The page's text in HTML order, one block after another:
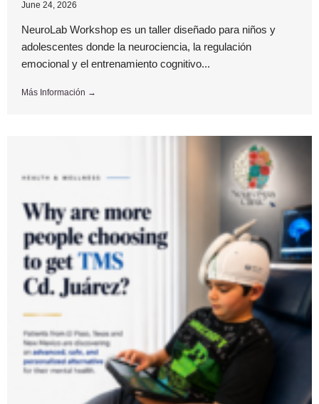
June 24, 2026
NeuroLab Workshop es un taller diseñado para niños y
adolescentes donde la neurociencia, la regulación
emocional y el entrenamiento cognitivo...
Más Información →